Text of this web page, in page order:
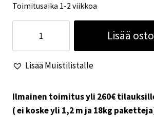
Toimitusaika 1-2 viikkoa
kahvalla
26,2N
määrä
Lisää
Lisää Muistilistalle
Ilmainen toimitus yli 260€
( ei koske yli 1,2 m ja 18kg